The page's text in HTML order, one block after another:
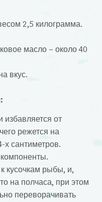
2,5 килограмма.
масло – около 40
вкус.
избавляется от
режется на
х сантиметров.
кусочкам рыбы, и,
на полчаса, при этом
переворачивать